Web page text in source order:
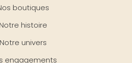
boutiques
histoire
Notre univers
engagements